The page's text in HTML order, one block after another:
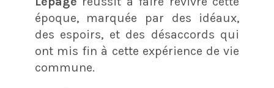
époque, marquée par des idéaux,
des espoirs, et des désaccords qui
ont mis fin à cette expérience de vie
commune.